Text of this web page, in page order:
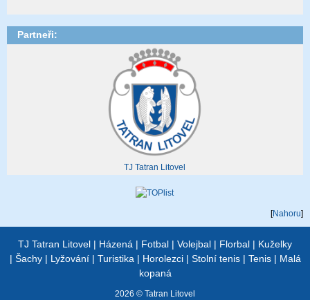
Partneři:
TJ Tatran Litovel
[Nahoru]
TJ Tatran Litovel | Házená | Fotbal | Volejbal | Florbal | Kuželky
| Šachy| Lyžování| Turistika | Horolezci| Stolní tenis| Tenis| Malá
kopaná
2026 © Tatran Litovel